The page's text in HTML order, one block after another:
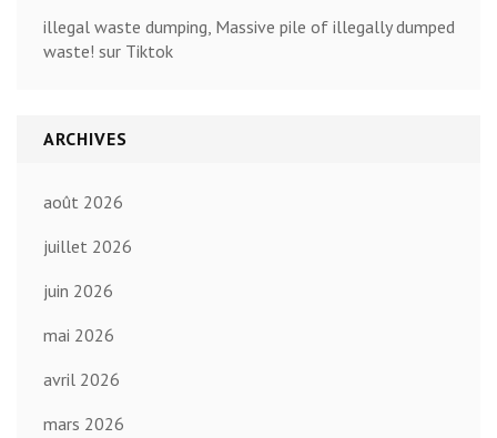
illegal waste dumping, Massive pile of illegally dumped
waste! sur Tiktok
ARCHIVES
août 2026
juillet 2026
juin 2026
mai 2026
avril 2026
mars 2026